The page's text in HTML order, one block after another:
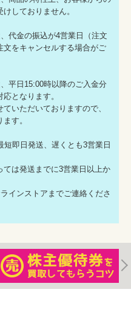
しておりません。
代金の振込が4営業日（注文
文をキャンセルする場合がご
平日15:00時以降のご入金分
となります。
いただいておりますので、
ます。
短即日発送、遅くとも3営業日
は発送までに3営業日以上か
ンストアまでご連絡くださ